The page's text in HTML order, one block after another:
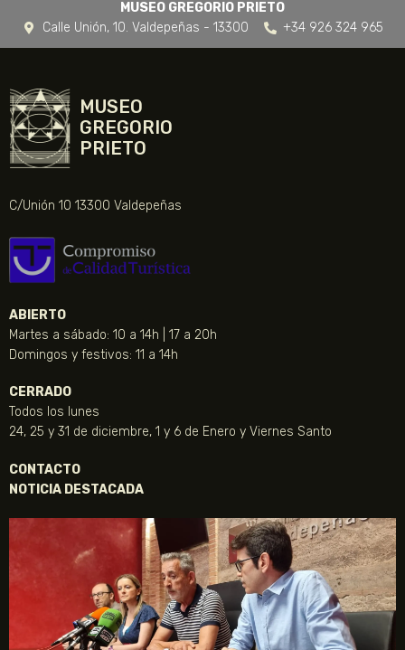
MUSEO GREGORIO PRIETO
Calle Unión, 10. Valdepeñas - 13300
+34 926 324 965
MUSEO
GREGORIO
PRIETO
C/Unión 10 13300 Valdepeñas
ABIERTO
Martes a sábado: 10 a 14h | 17 a 20h
Domingos y festivos: 11 a 14h
CERRADO
Todos los lunes
24, 25 y 31 de diciembre, 1 y 6 de Enero y Viernes Santo
CONTACTO
NOTICIA DESTACADA